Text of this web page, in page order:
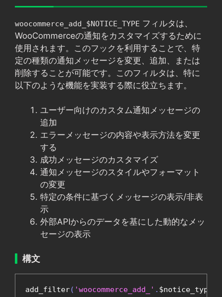
woocommerce_add_$NOTICE_TYPE フィルタは、
WooCommerceの通知をカスタマイズするために
使用されます。このフックを利用することで、特
定の種類の通知メッセージを変更、追加、または
削除することが可能です。このフィルタは、特に
以下のような機能を実装する際に役立ちます。
ユーザー向けのカスタム通知メッセージの
追加
エラーメッセージの内容や表示方法を変更
する
成功メッセージのカスタマイズ
通知メッセージのスタイルやフォーマット
の変更
特定の条件に基づくメッセージの表示/非表
示
外部APIからのデータを基にした動的なメッ
セージの表示
構文
add_filter( 'woocommerce_add_' . $notice_type